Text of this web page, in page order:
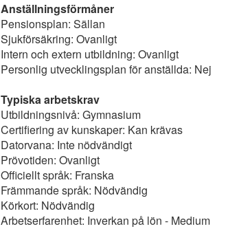
Anställningsförmåner
Pensionsplan: Sällan
Sjukförsäkring: Ovanligt
Intern och extern utbildning: Ovanligt
Personlig utvecklingsplan för anställda: Nej
Typiska arbetskrav
Utbildningsnivå: Gymnasium
Certifiering av kunskaper: Kan krävas
Datorvana: Inte nödvändigt
Prövotiden: Ovanligt
Officiellt språk: Franska
Främmande språk: Nödvändig
Körkort: Nödvändig
Arbetserfarenhet: Inverkan på lön - Medium